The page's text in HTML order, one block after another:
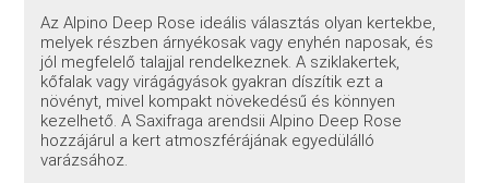
Az Alpino Deep Rose ideális választás olyan kertekbe,
melyek részben árnyékosak vagy enyhén naposak, és
jól megfelelő talajjal rendelkeznek. A sziklakertek,
kőfalak vagy virágágyások gyakran díszítik ezt a
növényt, mivel kompakt növekedésű és könnyen
kezelhető. A Saxifraga arendsii Alpino Deep Rose
hozzájárul a kert atmoszférájának egyedülálló
varázsához.